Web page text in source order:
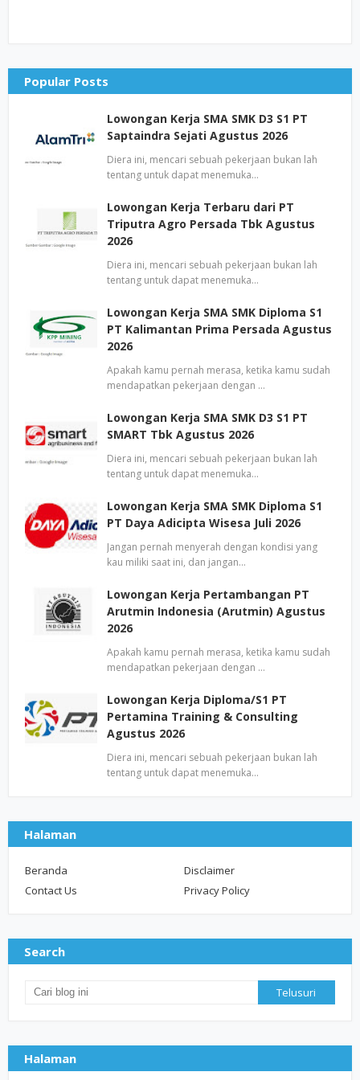
Popular Posts
Lowongan Kerja SMA SMK D3 S1 PT
Saptaindra Sejati Agustus 2026
Diera ini, mencari sebuah pekerjaan bukan lah
tentang untuk dapat menemuka…
Lowongan Kerja Terbaru dari PT
Triputra Agro Persada Tbk Agustus
2026
Diera ini, mencari sebuah pekerjaan bukan lah
tentang untuk dapat menemuka…
Lowongan Kerja SMA SMK Diploma S1
PT Kalimantan Prima Persada Agustus
2026
Apakah kamu pernah merasa, ketika kamu sudah
mendapatkan pekerjaan dengan …
Lowongan Kerja SMA SMK D3 S1 PT
SMART Tbk Agustus 2026
Diera ini, mencari sebuah pekerjaan bukan lah
tentang untuk dapat menemuka…
Lowongan Kerja SMA SMK Diploma S1
PT Daya Adicipta Wisesa Juli 2026
Jangan pernah menyerah dengan kondisi yang
kau miliki saat ini, dan jangan…
Lowongan Kerja Pertambangan PT
Arutmin Indonesia (Arutmin) Agustus
2026
Apakah kamu pernah merasa, ketika kamu sudah
mendapatkan pekerjaan dengan …
Lowongan Kerja Diploma/S1 PT
Pertamina Training & Consulting
Agustus 2026
Diera ini, mencari sebuah pekerjaan bukan lah
tentang untuk dapat menemuka…
Halaman
Beranda
Disclaimer
Contact Us
Privacy Policy
Search
Halaman